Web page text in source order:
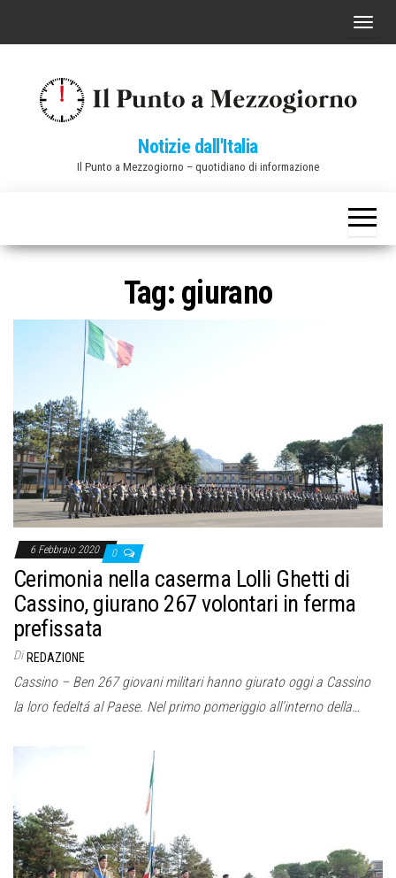
C
a
v
n
e
Notizie dall'Italia
Il Punto a Mezzogiorno – quotidiano di informazione
Tag: giurano
6 Febbraio 2020 0
Cerimonia nella caserma Lolli Ghetti di
Cassino, giurano 267 volontari in ferma
prefissata
Di REDAZIONE
Cassino – Ben 267 giovani militari hanno giurato oggi a Cassino
la loro fedeltá al Paese. Nel primo pomeriggio all’interno della…